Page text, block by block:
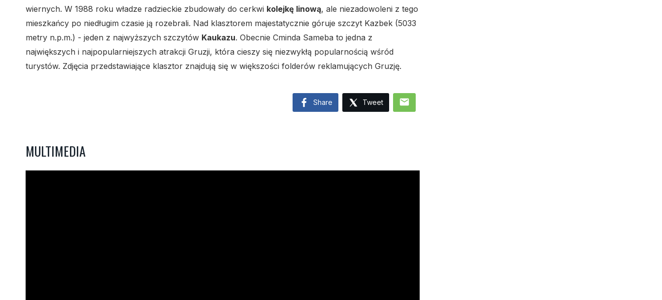
wiernych. W 1988 roku władze radzieckie zbudowały do cerkwi kolejkę linową, ale niezadowoleni z tego
mieszkańcy po niedługim czasie ją rozebrali. Nad klasztorem majestatycznie góruje szczyt Kazbek (5033
metry n.p.m.) - jeden z najwyższych szczytów Kaukazu. Obecnie Cminda Sameba to jedna z
największych i najpopularniejszych atrakcji Gruzji, która cieszy się niezwykłą popularnością wśród
turystów. Zdjęcia przedstawiające klasztor znajdują się w większości folderów reklamujących Gruzję.
Share Tweet mail
MULTIMEDIA